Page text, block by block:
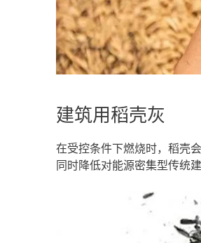
建筑用稻壳灰
在受控条件下燃烧时，稻壳
同时降低对能源密集型传统